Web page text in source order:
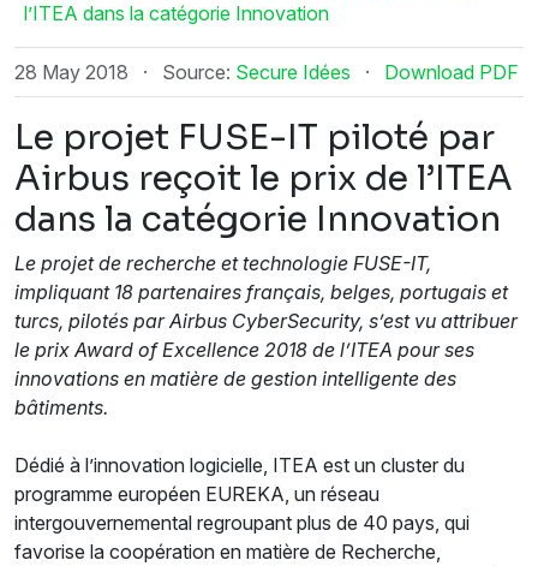
l’ITEA dans la catégorie Innovation
28 May 2018 · Source: Secure Idées · Download PDF
Le projet FUSE-IT piloté par
Airbus reçoit le prix de l’ITEA
dans la catégorie Innovation
Le projet de recherche et technologie FUSE-IT,
impliquant 18 partenaires français, belges, portugais et
turcs, pilotés par Airbus CyberSecurity, s’est vu attribuer
le prix Award of Excellence 2018 de l’ITEA pour ses
innovations en matière de gestion intelligente des
bâtiments.
Dédié à l’innovation logicielle, ITEA est un cluster du
programme européen EUREKA, un réseau
intergouvernemental regroupant plus de 40 pays, qui
favorise la coopération en matière de Recherche,